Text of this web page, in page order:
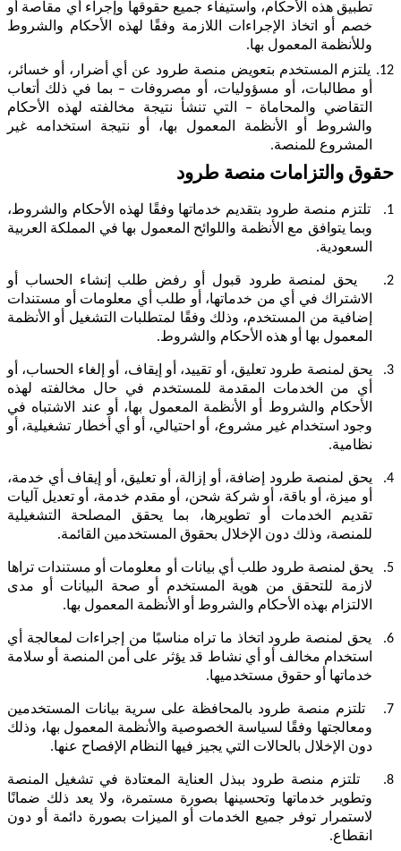
تطبيق هذه الأحكام، واستيفاء جميع حقوقها وإجراء أي مقاصة أو
خصم أو اتخاذ الإجراءات اللازمة وفقًا لهذه الأحكام والشروط
وللأنظمة المعمول بها.
12.
يلتزم المستخدم بتعويض منصة طرود عن أي أضرار، أو خسائر،
أو مطالبات، أو مسؤوليات، أو مصروفات – بما في ذلك أتعاب
التقاضي والمحاماة – التي تنشأ نتيجة مخالفته لهذه الأحكام
والشروط أو الأنظمة المعمول بها، أو نتيجة استخدامه غير
المشروع للمنصة.
حقوق والتزامات منصة طرود
1.
تلتزم منصة طرود بتقديم خدماتها وفقًا لهذه الأحكام والشروط،
وبما يتوافق مع الأنظمة واللوائح المعمول بها في المملكة العربية
السعودية.
2.
يحق لمنصة طرود قبول أو رفض طلب إنشاء الحساب أو
الاشتراك في أي من خدماتها، أو طلب أي معلومات أو مستندات
إضافية من المستخدم، وذلك وفقًا لمتطلبات التشغيل أو الأنظمة
المعمول بها أو هذه الأحكام والشروط.
3.
يحق لمنصة طرود تعليق، أو تقييد، أو إيقاف، أو إلغاء الحساب، أو
أي من الخدمات المقدمة للمستخدم في حال مخالفته لهذه
الأحكام والشروط أو الأنظمة المعمول بها، أو عند الاشتباه في
وجود استخدام غير مشروع، أو احتيالي، أو أي أخطار تشغيلية، أو
نظامية.
4.
يحق لمنصة طرود إضافة، أو إزالة، أو تعليق، أو إيقاف أي خدمة،
أو ميزة، أو باقة، أو شركة شحن، أو مقدم خدمة، أو تعديل آليات
تقديم الخدمات أو تطويرها، بما يحقق المصلحة التشغيلية
للمنصة، وذلك دون الإخلال بحقوق المستخدمين القائمة.
5.
يحق لمنصة طرود طلب أي بيانات أو معلومات أو مستندات تراها
لازمة للتحقق من هوية المستخدم أو صحة البيانات أو مدى
الالتزام بهذه الأحكام والشروط أو الأنظمة المعمول بها.
6.
يحق لمنصة طرود اتخاذ ما تراه مناسبًا من إجراءات لمعالجة أي
استخدام مخالف أو أي نشاط قد يؤثر على أمن المنصة أو سلامة
خدماتها أو حقوق مستخدميها.
7.
تلتزم منصة طرود بالمحافظة على سرية بيانات المستخدمين
ومعالجتها وفقًا لسياسة الخصوصية والأنظمة المعمول بها، وذلك
دون الإخلال بالحالات التي يجيز فيها النظام الإفصاح عنها.
8.
تلتزم منصة طرود ببذل العناية المعتادة في تشغيل المنصة
وتطوير خدماتها وتحسينها بصورة مستمرة، ولا يعد ذلك ضمانًا
لاستمرار توفر جميع الخدمات أو الميزات بصورة دائمة أو دون
انقطاع.